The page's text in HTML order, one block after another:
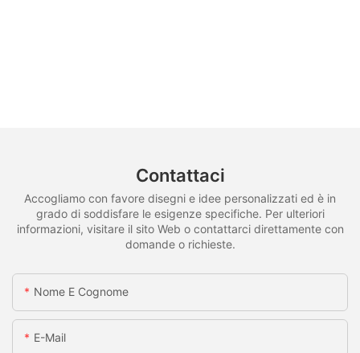
Contattaci
Accogliamo con favore disegni e idee personalizzati ed è in
grado di soddisfare le esigenze specifiche. Per ulteriori
informazioni, visitare il sito Web o contattarci direttamente con
domande o richieste.
Nome E Cognome
E-Mail